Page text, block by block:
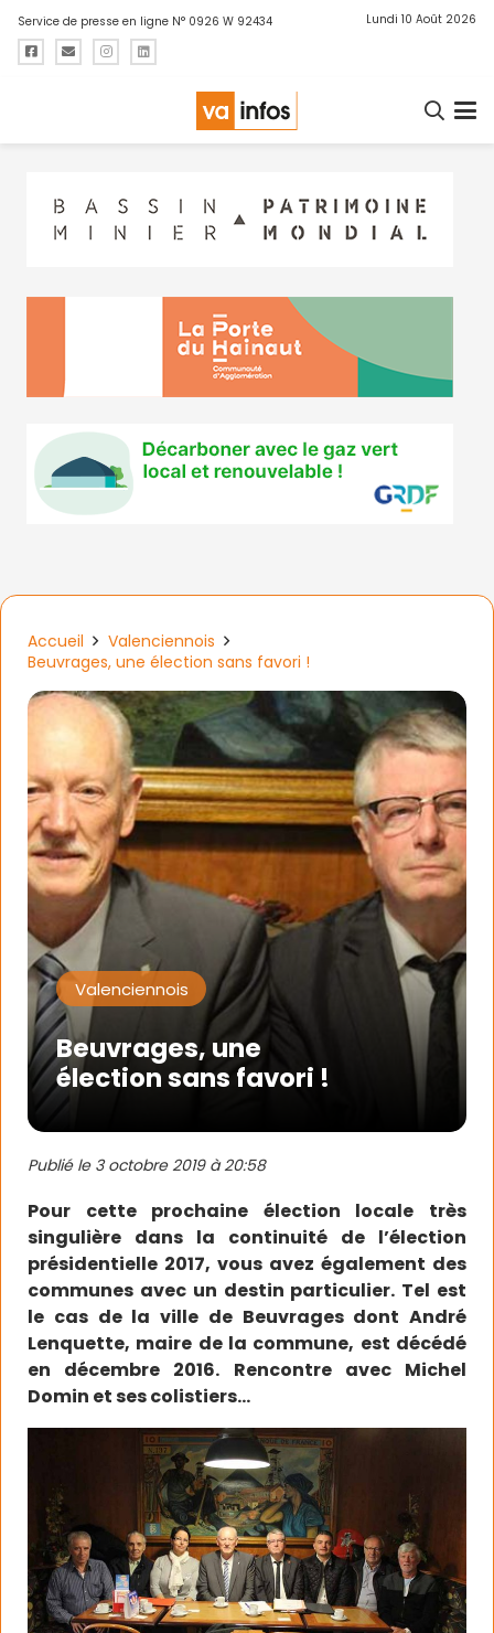
Service de presse en ligne N° 0926 W 92434 Lundi 10 Août 2026
Accueil
Valenciennois
Beuvrages, une élection sans favori !
Valenciennois
Beuvrages, une
élection sans favori !
Publié le 3 octobre 2019 à 20:58
Pour cette prochaine élection locale très
singulière dans la continuité de l’élection
présidentielle 2017, vous avez également des
communes avec un destin particulier. Tel est
le cas de la ville de Beuvrages dont André
Lenquette, maire de la commune, est décédé
en décembre 2016. Rencontre avec Michel
Domin et ses colistiers…